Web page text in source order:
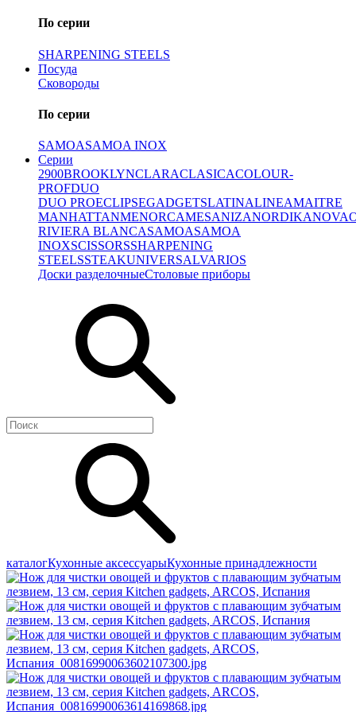
По серии
SHARPENING STEELS
Посуда
Сковороды
По серии
SAMOASAMOA INOX
Серии
2900BROOKLYNCLARACLASICACOLOUR-
PROFDUO
DUO PROECLIPSEGADGETSLATINALINEAMAITRE
MANHATTANMENORCAMESANIZANORDIKANOVA
RIVIERA BLANCASAMOASAMOA
INOXSCISSORSSHARPENING
STEELSSTEAKUNIVERSALVARIOS
Доски разделочныеСтоловые приборы
каталогКухонные аксессуарыКухонные принадлежности